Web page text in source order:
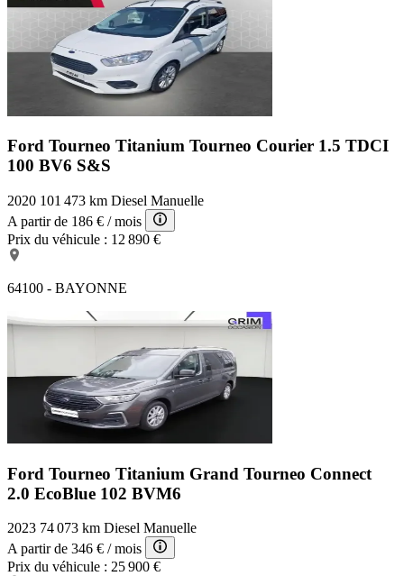
Ford Tourneo Titanium Tourneo Courier 1.5 TDCI
100 BV6 S&S
2020 101 473 km Diesel Manuelle
A partir de 186 € / mois
Prix du véhicule : 12 890 €
64100 - BAYONNE
Ford Tourneo Titanium Grand Tourneo Connect
2.0 EcoBlue 102 BVM6
2023 74 073 km Diesel Manuelle
A partir de 346 € / mois
Prix du véhicule : 25 900 €